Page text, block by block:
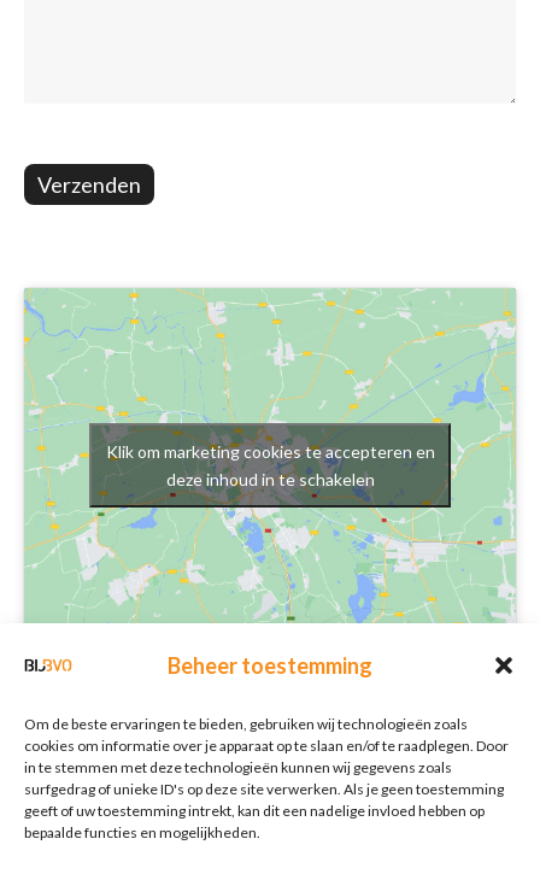
Beheer toestemming
Om de beste ervaringen te bieden, gebruiken wij technologieën zoals
cookies om informatie over je apparaat op te slaan en/of te raadplegen. Door
in te stemmen met deze technologieën kunnen wij gegevens zoals
surfgedrag of unieke ID's op deze site verwerken. Als je geen toestemming
geeft of uw toestemming intrekt, kan dit een nadelige invloed hebben op
bepaalde functies en mogelijkheden.
Verzenden
Klik om marketing cookies te accepteren en
deze inhoud in te schakelen
Schrijf je in voor onze nieuwsbrief
Nieuwsbrief
E-mailadres*
Verzenden